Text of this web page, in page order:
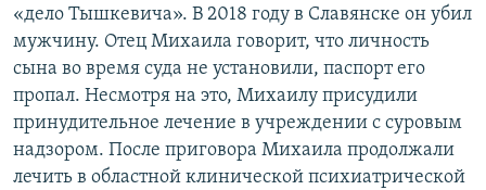
«дело Тышкевича». В 2018 году в Славянске он убил
мужчину. Отец Михаила говорит, что личность
сына во время суда не установили, паспорт его
пропал. Несмотря на это, Михаилу присудили
принудительное лечение в учреждении с суровым
надзором. После приговора Михаила продолжали
лечить в областной клинической психиатрической